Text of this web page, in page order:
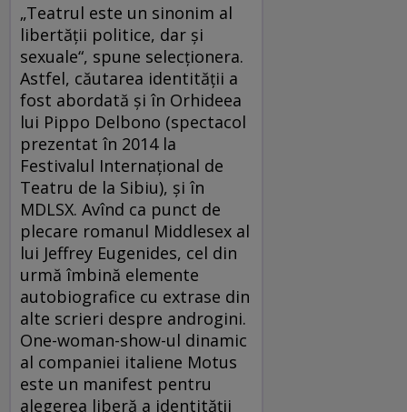
„Teatrul este un sinonim al
libertății politice, dar și
sexuale“, spune selecționera.
Astfel, căutarea identității a
fost abordată și în Orhideea
lui Pippo Delbono (spectacol
prezentat în 2014 la
Festivalul Internațional de
Teatru de la Sibiu), și în
MDLSX. Avînd ca punct de
plecare romanul Middlesex al
lui Jeffrey Eugenides, cel din
urmă îmbină elemente
autobiografice cu extrase din
alte scrieri despre androgini.
One-woman-show-ul dinamic
al companiei italiene Motus
este un manifest pentru
alegerea liberă a identității